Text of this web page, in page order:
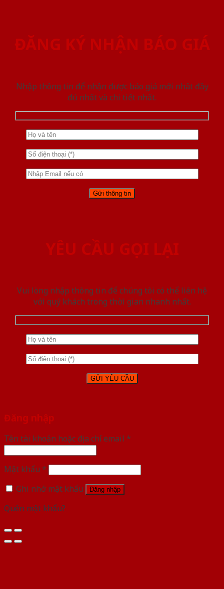
ĐĂNG KÝ NHẬN BÁO GIÁ
Nhập thông tin để nhận được báo giá mới nhât đầy
đủ nhất và chi tiết nhất.
YÊU CẦU GỌI LẠI
Vui lòng nhập thông tin để chúng tôi có thể liên hệ
với quý khách trong thời gian nhanh nhất.
Đăng nhập
Tên tài khoản hoặc địa chỉ email *
Mật khẩu *
Ghi nhớ mật khẩu
Đăng nhập
Quên mật khẩu?